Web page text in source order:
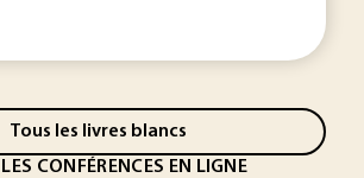
Tous les livres blancs
CONFÉRENCES EN LIGNE